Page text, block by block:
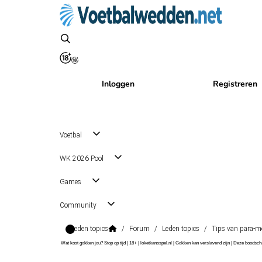
Inloggen Registreren
Voetbal
WK 2026 Pool
Games
Community
Leden topics / Forum / Leden topics / Tips van para-
Wat kost gokken jou? Stop op tijd | 18+ | loketkansspel.nl | Gokken kan verslavend zijn | Deze